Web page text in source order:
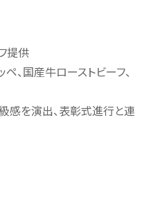
提供
、国産牛ローストビーフ、
感を演出、表彰式進行と連